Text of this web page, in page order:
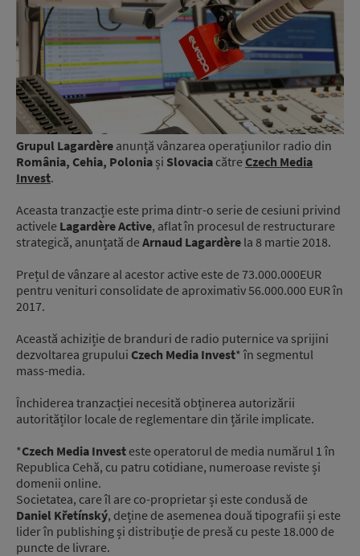
Grupul Lagardère anunță vânzarea operațiunilor radio din
România, Cehia, Polonia și Slovacia către Czech Media
Invest.
Aceasta tranzacție este prima dintr-o serie de cesiuni privind
activele Lagardère Active, aflat în procesul de restructurare
strategică, anunțată deArnaud Lagardère la 8 martie 2018.
Prețul de vânzare al acestor active este de 73.000.000EUR
pentru venituri consolidate de aproximativ 56.000.000 EUR în
2017.
Această achiziție de branduri de radio puternice va sprijini
dezvoltarea grupului Czech Media Invest* în segmentul
mass-media.
Închiderea tranzacției necesită obținerea autorizării
autorităților locale de reglementare din țările implicate.
*Czech Media Invest este operatorul de media numărul 1 în
Republica Cehă, cu patru cotidiane, numeroase reviste și
domenii online.
Societatea, care îl are co-proprietar și este condusă de
Daniel Křetínský, deține de asemenea două tipografii și este
lider în publishing și distribuție de presă cu peste 18.000 de
puncte de livrare.